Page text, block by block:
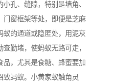
孔、缝隙，特别是墙角、
门窗框架等处，即便是芝麻
蚁的通道或隐匿处，用泥灰
勤堵，使蚂蚁无路可走，
，尤其是食糖、蜂蜜要加
致蚂蚁。小黄家蚁触角灵